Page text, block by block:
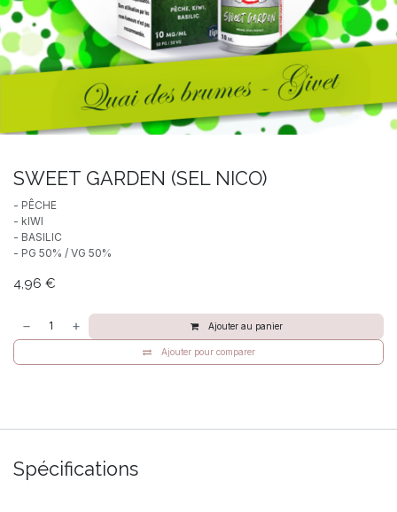
SWEET GARDEN (SEL NICO)
- PÊCHE
- kIWI
- BASILIC
- PG 50% / VG 50%
4,96 €
Ajouter au panier
Ajouter pour comparer
Spécifications